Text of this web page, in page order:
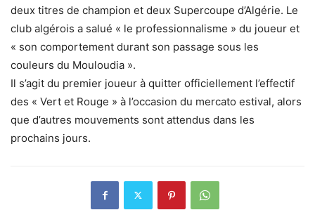
deux titres de champion et deux Supercoupe d’Algérie. Le
club algérois a salué « le professionnalisme » du joueur et
« son comportement durant son passage sous les
couleurs du Mouloudia ».
Il s’agit du premier joueur à quitter officiellement l’effectif
des « Vert et Rouge » à l’occasion du mercato estival, alors
que d’autres mouvements sont attendus dans les
prochains jours.